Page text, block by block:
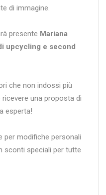
di immagine.
presente Mariana
upcycling e second
che non indossi più
una proposta di
esperta!
per modifiche personali
sconti speciali per tutte